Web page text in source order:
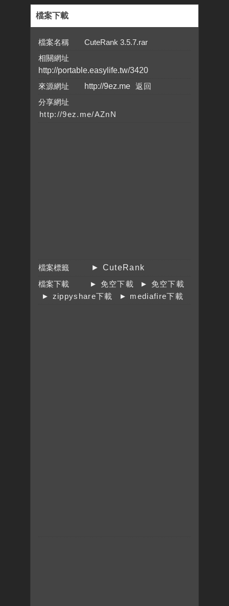
檔案下載
檔案名稱 CuteRank 3.5.7.rar
相關網址
http://portable.easylife.tw/3420
來源網址
http://9ez.me
分享網址
檔案標籤
► CuteRank
檔案下載